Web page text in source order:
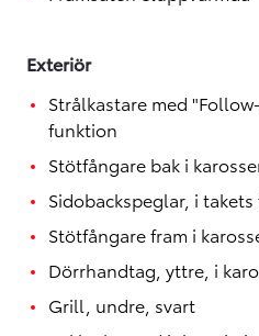
Exteriör
Strålkastare med
funktion
Stötfångare bak i
Sidobackspeglar, i takets
Stötfångare fram i
Dörrhandtag, yttre, i
Grill, undre, svart